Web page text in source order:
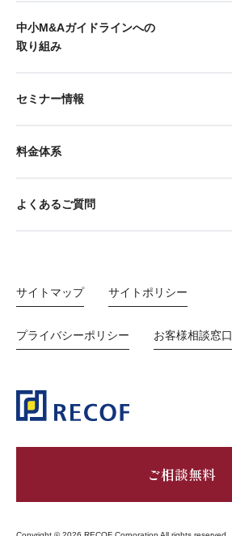
中小M&Aガイドラインへの
取り組み
セミナー情報
料金体系
よくあるご質問
サイトマップ サイトポリシー
プライバシーポリシー お客様相談窓口
ご相談無料